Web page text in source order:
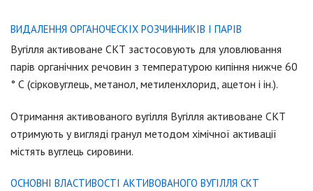
ВИДАЛЕННЯ ОРГАНОЧЕСКІХ РОЗЧИННИКІВ І ПАРІВ
Вугілля активоване СКТ застосовують для уловлювання
парів органічних речовин з температурою кипіння нижче 60
° С (сірковуглець, метанол, метиленхлорид, ацетон і ін.).
Отримання активованого вугілля Вугілля активоване СКТ
отримують у вигляді гранул методом хімічної активації
містять вуглець сировини.
ОСНОВНІ ВЛАСТИВОСТІ АКТИВОВАНОГО ВУГІЛЛЯ СКТ